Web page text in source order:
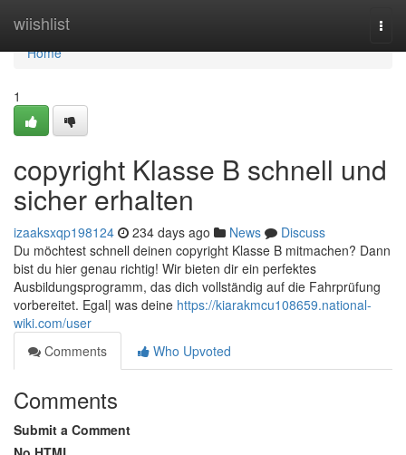
wiishlist
Home
Home
1
copyright Klasse B schnell und
sicher erhalten
izaaksxqp198124 234 days ago News
Discuss
Du möchtest schnell deinen copyright Klasse B mitmachen? Dann
bist du hier genau richtig! Wir bieten dir ein perfektes
Ausbildungsprogramm, das dich vollständig auf die Fahrprüfung
vorbereitet. Egal| was deine https://kiarakmcu108659.national-
wiki.com/user
Comments
Who Upvoted
Comments
Submit a Comment